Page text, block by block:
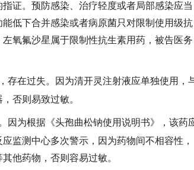
证。预防感染、治疗轻度或者局部感染应当
低下合并感染或者病原菌只对限制使用级抗
氧氟沙星属于限制性抗生素用药，被告医务
存在过失。因为清开灵注射液应单独使用，
否则易致过敏。
因为根据《头孢曲松钠使用说明书》，该药
监测中心多次警示，因为药物间不相容性，
他药物，否则容易过敏。